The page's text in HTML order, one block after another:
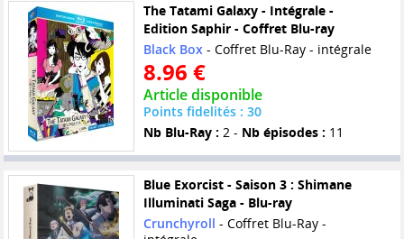
The Tatami Galaxy - Intégrale -
Edition Saphir - Coffret Blu-ray
Black Box - Coffret Blu-Ray - intégrale
8.96 €
Article disponible
Points fidelités : 30
Nb Blu-Ray : 2 - Nb épisodes : 11
Blue Exorcist - Saison 3 : Shimane
Illuminati Saga - Blu-ray
Crunchyroll - Coffret Blu-Ray -